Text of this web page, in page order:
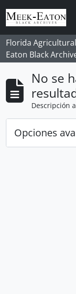
Skip to main content
Florida
Eaton Black
No se
Descripción
Opciones